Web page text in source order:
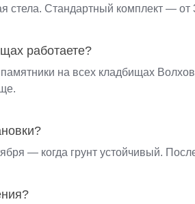
стела. Стандартный комплект —
работаете?
на всех кладбищах
— когда грунт устойчивый.